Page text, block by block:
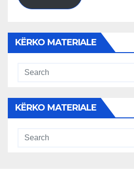
KËRKO MATERIALE
KËRKO MATERIALE